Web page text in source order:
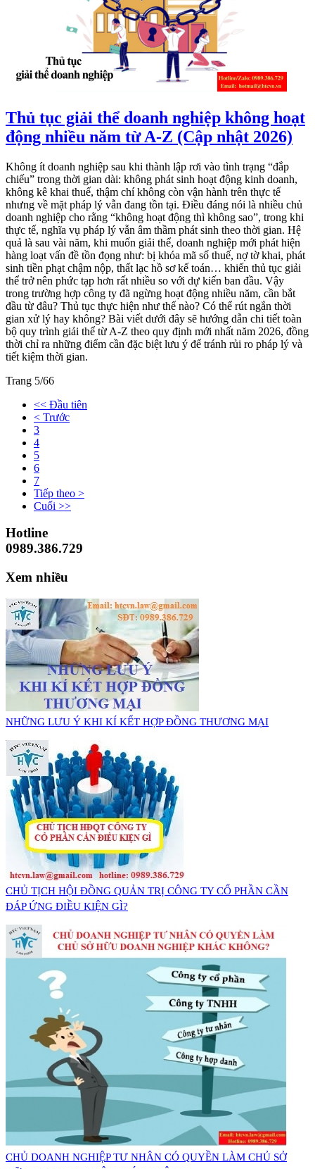
Thủ tục giải thể doanh nghiệp không hoạt
động nhiều năm từ A-Z (Cập nhật 2026)
Không ít doanh nghiệp sau khi thành lập rơi vào tình trạng “đắp
chiếu” trong thời gian dài: không phát sinh hoạt động kinh doanh,
không kê khai thuế, thậm chí không còn vận hành trên thực tế
nhưng về mặt pháp lý vẫn đang tồn tại. Điều đáng nói là nhiều chủ
doanh nghiệp cho rằng “không hoạt động thì không sao”, trong khi
thực tế, nghĩa vụ pháp lý vẫn âm thầm phát sinh theo thời gian. Hệ
quả là sau vài năm, khi muốn giải thể, doanh nghiệp mới phát hiện
hàng loạt vấn đề tồn đọng như: bị khóa mã số thuế, nợ tờ khai, phát
sinh tiền phạt chậm nộp, thất lạc hồ sơ kế toán… khiến thủ tục giải
thể trở nên phức tạp hơn rất nhiều so với dự kiến ban đầu. Vậy
trong trường hợp công ty đã ngừng hoạt động nhiều năm, cần bắt
đầu từ đâu? Thủ tục thực hiện như thế nào? Có thể rút ngắn thời
gian xử lý hay không? Bài viết dưới đây sẽ hướng dẫn chi tiết toàn
bộ quy trình giải thể từ A-Z theo quy định mới nhất năm 2026, đồng
thời chỉ ra những điểm cần đặc biệt lưu ý để tránh rủi ro pháp lý và
tiết kiệm thời gian.
Trang 5/66
<< Đầu tiên
< Trước
3
4
5
6
7
Tiếp theo >
Cuối >>
Hotline
0989.386.729
Xem nhiều
NHỮNG LƯU Ý KHI KÍ KẾT HỢP ĐỒNG THƯƠNG MẠI
CHỦ TỊCH HỘI ĐỒNG QUẢN TRỊ CÔNG TY CỔ PHẦN CẦN
ĐÁP ỨNG ĐIỀU KIỆN GÌ?
CHỦ DOANH NGHIỆP TƯ NHÂN CÓ QUYỀN LÀM CHỦ SỞ